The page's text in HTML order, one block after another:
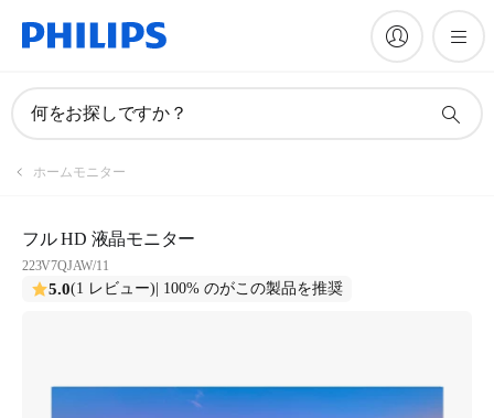
何をお探しですか？
ホームモニター
フル HD 液晶モニター
223V7QJAW/11
5.0(1 レビュー) | 100% のがこの製品を推奨